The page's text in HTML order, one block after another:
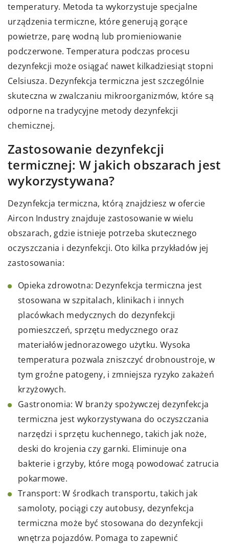
temperatury. Metoda ta wykorzystuje specjalne
urządzenia termiczne, które generują gorące
powietrze, parę wodną lub promieniowanie
podczerwone. Temperatura podczas procesu
dezynfekcji może osiągać nawet kilkadziesiąt stopni
Celsiusza. Dezynfekcja termiczna jest szczególnie
skuteczna w zwalczaniu mikroorganizmów, które są
odporne na tradycyjne metody dezynfekcji
chemicznej.
Zastosowanie dezynfekcji
termicznej: W jakich obszarach jest
wykorzystywana?
Dezynfekcja termiczna, którą znajdziesz w ofercie
Aircon Industry znajduje zastosowanie w wielu
obszarach, gdzie istnieje potrzeba skutecznego
oczyszczania i dezynfekcji. Oto kilka przykładów jej
zastosowania:
Opieka zdrowotna: Dezynfekcja termiczna jest
stosowana w szpitalach, klinikach i innych
placówkach medycznych do dezynfekcji
pomieszczeń, sprzętu medycznego oraz
materiałów jednorazowego użytku. Wysoka
temperatura pozwala zniszczyć drobnoustroje, w
tym groźne patogeny, i zmniejsza ryzyko zakażeń
krzyżowych.
Gastronomia: W branży spożywczej dezynfekcja
termiczna jest wykorzystywana do oczyszczania
narzędzi i sprzętu kuchennego, takich jak noże,
deski do krojenia czy garnki. Eliminuje ona
bakterie i grzyby, które mogą powodować zatrucia
pokarmowe.
Transport: W środkach transportu, takich jak
samoloty, pociągi czy autobusy, dezynfekcja
termiczna może być stosowana do dezynfekcji
wnętrza pojazdów. Pomaga to zapewnić